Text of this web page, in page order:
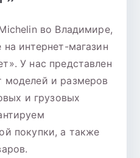
во Владимире,
интернет-магазин
У нас представлен
моделей и размеров
и грузовых
покупки, а также